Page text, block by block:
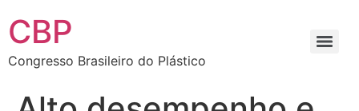
CBP
Congresso Brasileiro do Plástico